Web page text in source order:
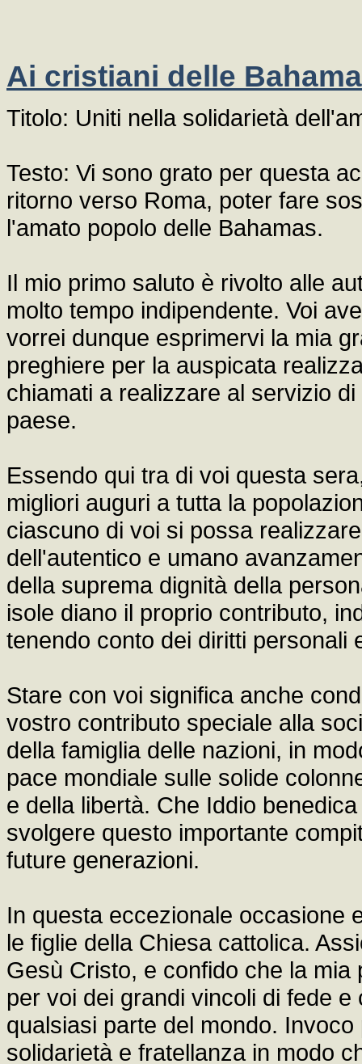
Ai cristiani delle
Titolo: Uniti nella solidarietà
Testo: Vi sono grato per questa
ritorno verso Roma, poter fare
l'amato popolo delle Bahamas.
Il mio primo saluto è rivolto alle
molto tempo indipendente. Voi
vorrei dunque esprimervi la mia
preghiere per la auspicata
chiamati a realizzare al servizio
paese.
Essendo qui tra di voi questa
migliori auguri a tutta la
ciascuno di voi si possa
dell'autentico e umano
della suprema dignità della
isole diano il proprio contributo,
tenendo conto dei diritti personali
Stare con voi significa anche
vostro contributo speciale alla
della famiglia delle nazioni, in
pace mondiale sulle solide
e della libertà. Che Iddio
svolgere questo importante
future generazioni.
In questa eccezionale occasione
le figlie della Chiesa cattolica.
Gesù Cristo, e confido che la
per voi dei grandi vincoli di fede
qualsiasi parte del mondo.
solidarietà e fratellanza in modo